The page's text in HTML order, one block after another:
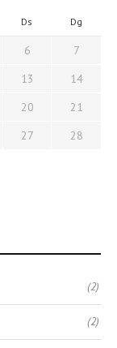
Ds Dg
6
7
13
14
20
21
27
28
(2)
(2)